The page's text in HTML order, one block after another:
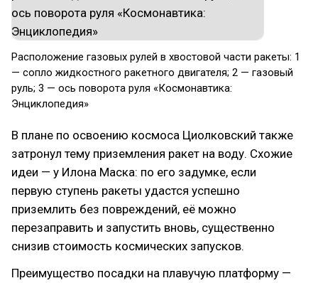
​Расположение газовых рулей в хвостовой части ракеты: 1
— сопло жидкостного ракетного двигателя; 2 — газовый
руль; 3 — ось поворота руля «Космонавтика:
Энциклопедия»
В плане по освоению космоса Циолковский также
затронул тему приземления ракет на воду. Схожие
идеи — у Илона Маска: по его задумке, если
первую ступень ракеты удастся успешно
приземлить без повреждений, её можно
перезаправить и запустить вновь, существенно
снизив стоимость космических запусков.
Преимущество посадки на плавучую платформу —